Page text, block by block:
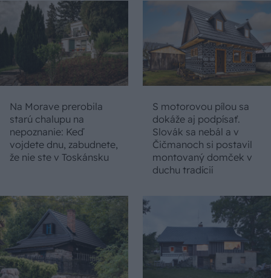
Na Morave prerobila
starú chalupu na
nepoznanie: Keď
vojdete dnu, zabudnete,
že nie ste v Toskánsku
S motorovou pílou sa
dokáže aj podpísať.
Slovák sa nebál a v
Čičmanoch si postavil
montovaný domček v
duchu tradícií